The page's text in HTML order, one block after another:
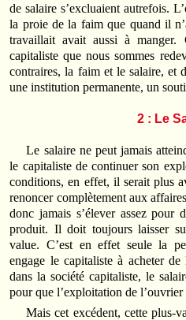
de salaire s’excluaient autrefois.
la proie de la faim que quand il
travaillait avait aussi à manger.
capitaliste que nous sommes
contraires, la faim et le salaire, et
une institution permanente, un
2 : Le
Le salaire ne peut jamais
le capitaliste de continuer son
conditions, en effet, il serait plus
renoncer complètement aux
donc jamais s’élever assez
produit. Il doit toujours laisser
value. C’est en effet seule la
engage le capitaliste à acheter
dans la société capitaliste, le
pour que l’exploitation de
Mais cet excédent, cette plus-